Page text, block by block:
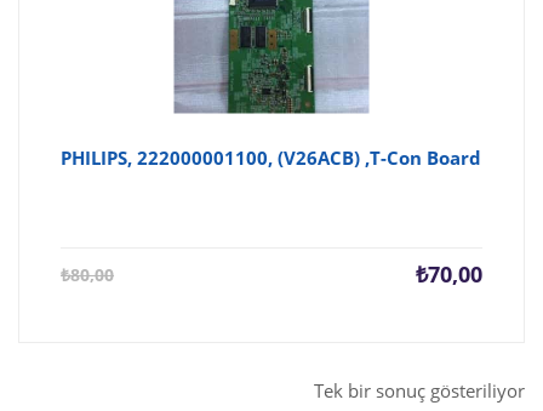
PHILIPS, 222000001100, (V26ACB) ,T-Con Board
₺80,00 ₺70,00
Şu
Tek bir sonuç gösteriliyor